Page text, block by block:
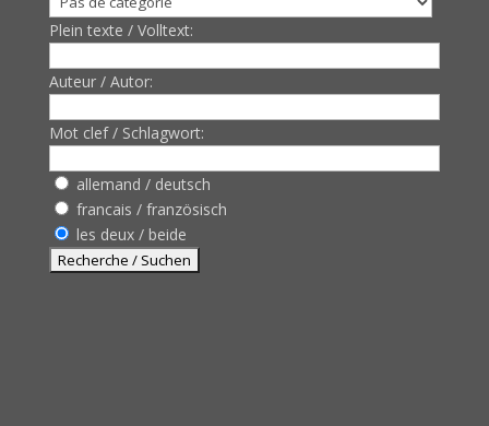
Plein texte / Volltext:
Auteur / Autor:
Mot clef / Schlagwort:
allemand / deutsch
francais / französisch
les deux / beide